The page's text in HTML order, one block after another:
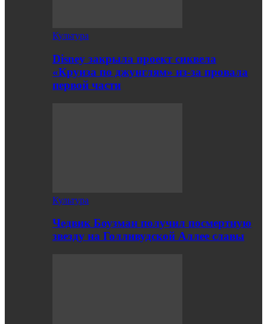
Культура
Disney закрыла проект сиквела
«Круиза по джунглям» из-за провала
первой части
Культура
Чедвик Боузман получил посмертную
звезду на Голливудской Аллее славы